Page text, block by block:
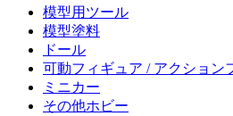
模型用ツール
模型塗料
ドール
可動フィギュア / アクション
ミニカー
その他ホビー